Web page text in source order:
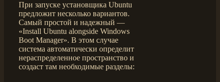
При запуске установщика Ubuntu
предложит несколько вариантов.
Самый простой и надежный —
«Install Ubuntu alongside Windows
Boot Manager». В этом случае
система автоматически определит
нераспределенное пространство и
создаст там необходимые разделы: